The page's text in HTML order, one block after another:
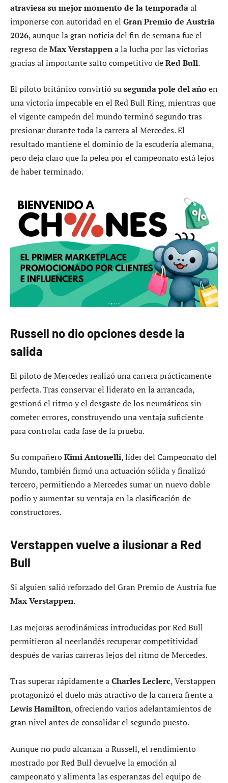
atraviesa su mejor momento de la temporadaal
imponerse con autoridad en el Gran Premio de Austria
2026, aunque la gran noticia del fin de semana fue el
regreso deMax Verstappena la lucha por las victorias
gracias al importante salto competitivo deRed Bull.
El piloto británico convirtió susegunda pole del año en
una victoria impecable en el Red Bull Ring, mientras que
el vigente campeón del mundo terminó segundo tras
presionar durante toda la carrera al Mercedes. El
resultado mantiene el dominio de la escudería alemana,
pero deja claro que la pelea por el campeonato está lejos
de haber terminado.
Russell no dio opciones desde la
salida
El piloto de Mercedes realizó una carrera prácticamente
perfecta. Tras conservar el liderato en la arrancada,
gestionó el ritmo y el desgaste de los neumáticos sin
cometer errores, construyendo una ventaja suficiente
para controlar cada fase de la prueba.
Su compañeroKimi Antonelli, líder del Campeonato del
Mundo, también firmó una actuación sólida y finalizó
tercero, permitiendo a Mercedes sumar un nuevo doble
podio y aumentar su ventaja en la clasificación de
constructores.
Verstappen vuelve a ilusionar a Red
Bull
Si alguien salió reforzado del Gran Premio de Austria fue
Max Verstappen.
Las mejoras aerodinámicas introducidas por Red Bull
permitieron al neerlandés recuperar competitividad
después de varias carreras lejos del ritmo de Mercedes.
Tras superar rápidamente aCharles Leclerc, Verstappen
protagonizó el duelo más atractivo de la carrera frente a
Lewis Hamilton, ofreciendo varios adelantamientos de
gran nivel antes de consolidar el segundo puesto.
Aunque no pudo alcanzar a Russell, el rendimiento
mostrado por Red Bull devuelve la emoción al
campeonato y alimenta las esperanzas del equipo de